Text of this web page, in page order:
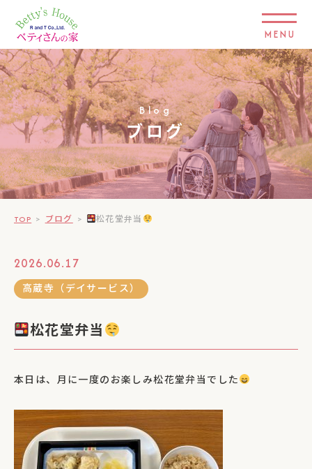
MENU
Blog
ブログ
TOP > ブログ > 松花堂弁当
2026.06.17
高蔵寺（デイサービス）
松花堂弁当
本日は、月に一度のお楽しみ松花堂弁当でした